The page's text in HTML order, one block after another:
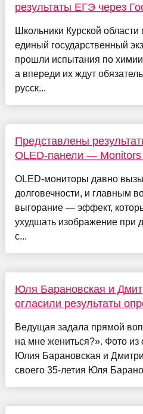
результаты ЕГЭ через
Школьники Курской
единый государственный
прошли испытания по
а впереди их ждут
русск...
Представлены
OLED-панели — Monitors
OLED-мониторы давно
долговечности, и главным
выгорание — эффект,
ухудшать изображение при
с...
Юля Барановская и
огласили результаты
Ведущая задала прямой
на мне жениться?». Фото из
Юлия Барановская и
своего 35-летия Юля